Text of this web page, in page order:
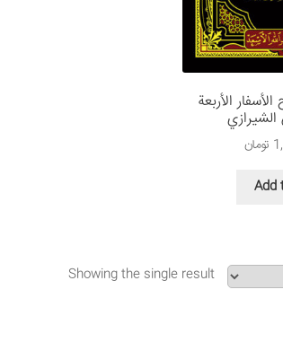
الأربعة
تومان
Add
Showing the single result